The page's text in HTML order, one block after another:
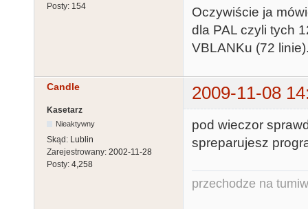
Posty: 154
Oczywiście ja
dla PAL czyli tych
VBLANKu (72
Candle 2009-11-08
Kasetarz
Nieaktywny
Skąd: Lublin
Zarejestrowany: 2002-11-28
Posty: 4,258
pod wieczor
spreparujesz
przechodze na